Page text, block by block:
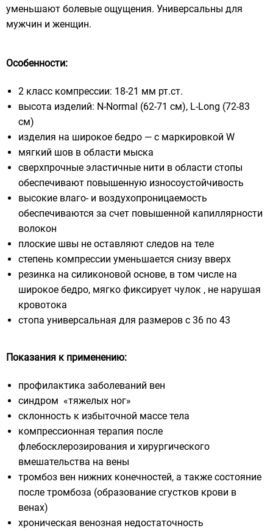
уменьшают болевые ощущения. Универсальны для
мужчин и женщин.
Особенности:
2 класс компрессии: 18-21 мм рт.ст.
высота изделий: N-Normal (62-71 cм), L-Long (72-83
см)
изделия на широкое бедро — с маркировкой W
мягкий шов в области мыска
сверхпрочные эластичные нити в области стопы
обеспечивают повышенную износоустойчивость
высокие влаго- и воздухопроницаемость
обеспечиваются за счет повышенной капиллярности
волокон
плоские швы не оставляют следов на теле
степень компрессии уменьшается снизу вверх
резинка на силиконовой основе, в том числе на
широкое бедро, мягко фиксирует чулок , не нарушая
кровотока
стопа универсальная для размеров с 36 по 43
Показания к применению:
профилактика заболеваний вен
синдром «тяжелых ног»
склонность к избыточной массе тела
компрессионная терапия после
флебосклерозирования и хирургического
вмешательства на вены
тромбоз вен нижних конечностей, а также состояние
после тромбоза (образование сгустков крови в
венах)
хроническая венозная недостаточность